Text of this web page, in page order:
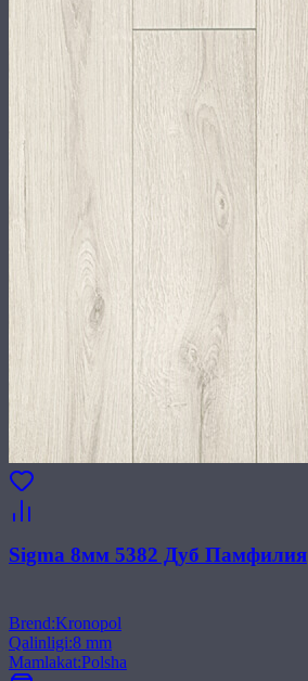
Sigma 8мм 5382 Дуб Памфилия
Brend:Kronopol
Qalinligi:8 mm
Mamlakat:Polsha